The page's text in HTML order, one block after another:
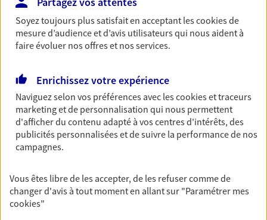
notre solution PER (Plan Epargne Retraite)
spécialement conçue pour la retraite.
Couvrez vos dépenses de santé ainsi que celles de
votre famille avec la complémentaire santé qui
vous ressemble.
Prévoyance
d'accident ou de maladie en optant pour les
garanties incapacité temporaire totale de travail,
invalidité ou de décès.
Soyez toujours plus satisfait en acceptant lescookiesde
mesure d’audience et d’avis utilisateurs qui nous aident à
faire évoluer nos offres et nos services.
Enrichissez votre expérience
Naviguez selon vos préférences avec lescookies et traceurs
marketing et de personnalisation qui nous permettent
d'afficher du contenu adapté à vos centres d'intérêts, des
publicités personnalisées et de suivre la performance de nos
campagnes.
Vous êtes libre de les accepter, de les refuser comme de
changer d'avis à tout moment en allant sur "Paramétrer mes
cookies"